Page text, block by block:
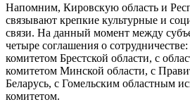
Напомним, Кировскую область и
связывают крепкие культурные и
связи. На данный момент между
четыре соглашения о
комитетом Брестской области, с
комитетом Минской области, с
Беларусь, с Гомельским областным
комитетом.